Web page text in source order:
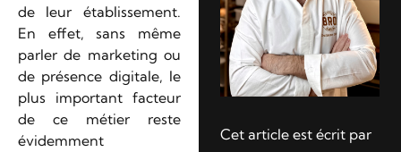
de leur établissement.
En effet, sans même
parler de marketing ou
de présence digitale, le
plus important facteur
de ce métier reste
évidemment
Cet article est écrit par